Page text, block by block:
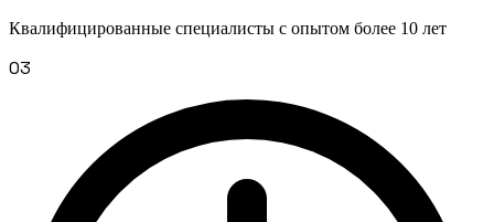
Квалифицированные специалисты с опытом более 10 лет
03